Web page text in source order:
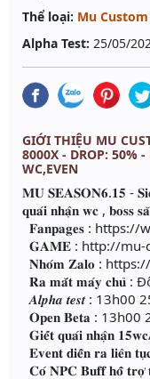
Thể loại: Mu
Alpha Test: 25/05/
GIỚI THIỆU MU
8000X - DROP: 50%
WC,EVEN
𝐌𝐔 𝐒𝐄𝐀𝐒𝐎𝐍𝟔.𝟏𝟓 -
𝐪𝐮𝐚́𝐢 𝐧𝐡𝐚̣̂𝐧 𝐰𝐜 , 𝐛𝐨𝐬𝐬
𝐅𝐚𝐧𝐩𝐚𝐠𝐞𝐬 : https://
𝐆𝐀𝐌𝐄 : http://mu-
𝐍𝐡𝐨́𝐦 𝐙𝐚𝐥𝐨 :
𝐑𝐚 𝐦𝐚̆́𝐭 𝐦𝐚́𝐲 𝐜𝐡𝐮̉ :
𝑨𝒍𝒑𝒉𝒂 𝒕𝒆𝒔𝒕 : 13h00
𝐎𝐩𝐞𝐧 𝐁𝐞𝐭𝐚 : 13h00
𝐆𝐢𝐞̂́𝐭 𝐪𝐮𝐚́𝐢 𝐧𝐡𝐚̣̂𝐧
𝐄𝐯𝐞𝐧𝐭 𝐝𝐢𝐞̂̃𝐧 𝐫𝐚 𝐥𝐢𝐞̂𝐧
𝐂𝐨́ 𝐍𝐏𝐂 𝐁𝐮𝐟𝐟 𝐡𝐨̂̃ 𝐭𝐫𝐨̛̣